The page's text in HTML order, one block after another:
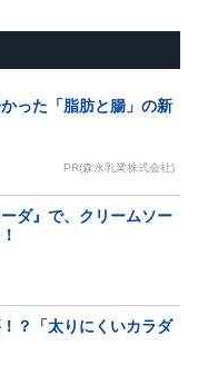
った「脂肪と腸」の新
PR(森永乳業株式会社)
ダ』で、クリームソー
？「太りにくいカラダ